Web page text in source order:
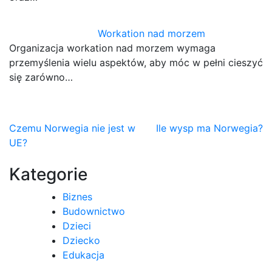
Workation nad morzem
Organizacja workation nad morzem wymaga
przemyślenia wielu aspektów, aby móc w pełni cieszyć
się zarówno…
Nawigacja
wpisu
Czemu Norwegia nie jest w
UE?
Ile wysp ma Norwegia?
Kategorie
Biznes
Budownictwo
Dzieci
Dziecko
Edukacja